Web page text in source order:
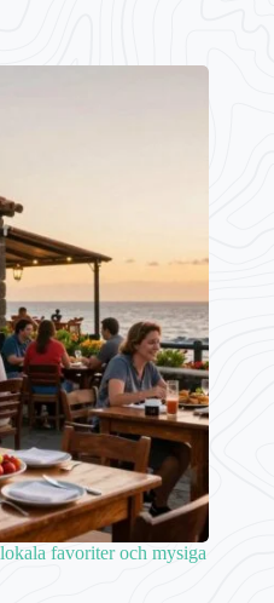
favoriter och mysiga